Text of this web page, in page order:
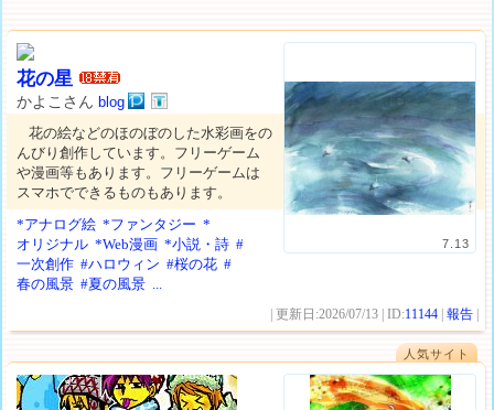
7.13
花の星
かよこさんblog
花の絵などのほのぼのした水彩画をの
んびり創作しています。フリーゲーム
や漫画等もあります。フリーゲームは
スマホでできるものもあります。
*アナログ絵 *ファンタジー *
オリジナル *Web漫画 *小説・詩 #
一次創作 #ハロウィン #桜の花 #
春の風景 #夏の風景 ...
| 更新日:2026/07/13 | ID:11144 |報告
人気サイト